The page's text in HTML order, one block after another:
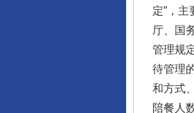
定”，
厅、国
管理规
待管理
和方式
陪餐人